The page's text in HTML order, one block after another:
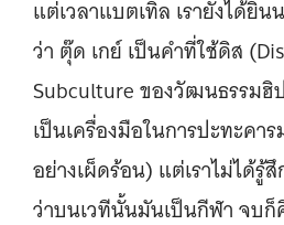
แต่เวลาแบตเทิล เรายังได้ยิ
ว่า ตุ๊ด เกย์ เป็นคำที่ใช้ดิส
Subculture ของวัฒนธรรมฮิ
เป็นเครื่องมือในการปะทะคา
อย่างเผ็ดร้อน) แต่เราไม่ได้รู้
ว่าบนเวทีนั้นมันเป็นกีฬา จบก็